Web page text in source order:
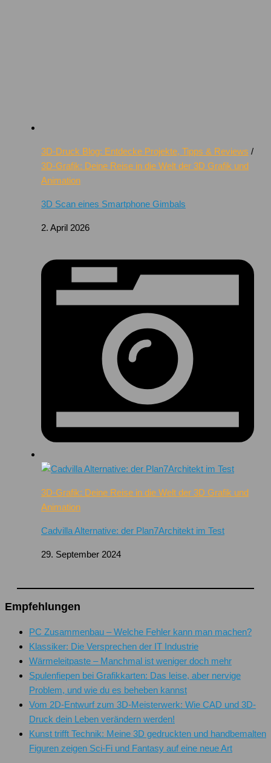
3D-Druck Blog: Entdecke Projekte, Tipps & Reviews /
3D-Grafik: Deine Reise in die Welt der 3D Grafik und
Animation
3D Scan eines Smartphone Gimbals
2. April 2026
3D-Grafik: Deine Reise in die Welt der 3D Grafik und
Animation
Cadvilla Alternative: der Plan7Architekt im Test
29. September 2024
Empfehlungen
PC Zusammenbau – Welche Fehler kann man machen?
Klassiker: Die Versprechen der IT Industrie
Wärmeleitpaste – Manchmal ist weniger doch mehr
Spulenfiepen bei Grafikkarten: Das leise, aber nervige
Problem, und wie du es beheben kannst
Vom 2D-Entwurf zum 3D-Meisterwerk: Wie CAD und 3D-
Druck dein Leben verändern werden!
Kunst trifft Technik: Meine 3D gedruckten und handbemalten
Figuren zeigen Sci-Fi und Fantasy auf eine neue Art